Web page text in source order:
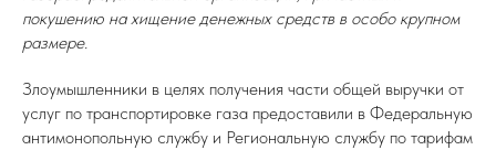
покушению на хищение денежных средств в особо крупном
размере.
Злоумышленники в целях получения части общей выручки от
услуг по транспортировке газа предоставили в Федеральную
антимонопольную службу и Региональную службу по тарифам